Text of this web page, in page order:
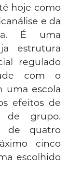
hoje como
e da
É uma
estrutura
regulado
com o
uma escola
efeitos de
de grupo.
de quatro
cinco
escolhido